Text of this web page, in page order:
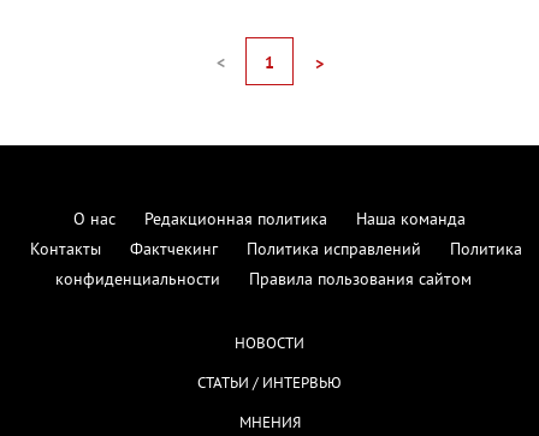
< 1 >
О нас Редакционная политика
Наша команда
Контакты
Фактчекинг Политика исправлений
Политика
конфиденциальности
Правила пользования сайтом
НОВОСТИ
СТАТЬИ / ИНТЕРВЬЮ
МНЕНИЯ